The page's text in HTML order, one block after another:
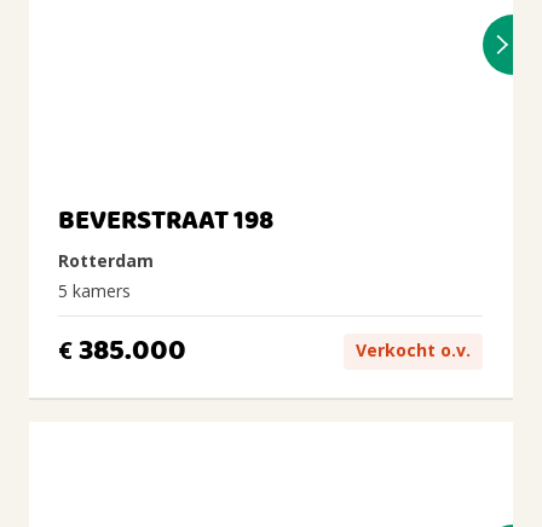
BEVERSTRAAT 198
Rotterdam
5 kamers
€385.000 Verkocht o.v.